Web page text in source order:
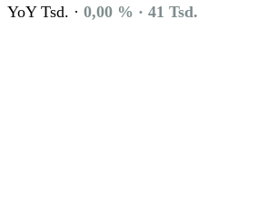
YoY Tsd. · 0,00 % · 41 Tsd.